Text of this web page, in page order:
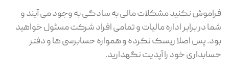
فراموش نکنید مشکلات مالی به سادگی به وجود می آیند و
شما در برابر اداره مالیات و تمامی افراد شرکت مسئول خواهید
بود. پس اصلا ریسک نکرده و همواره حسابرسی ها و دفتر
حسابداری خود را آپدیت نگهدارید.